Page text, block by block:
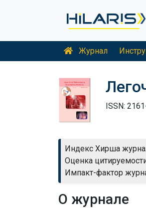
Журнал
ISSN:
Индекс Хирша
Оценка
Импакт-фактор
О журнале